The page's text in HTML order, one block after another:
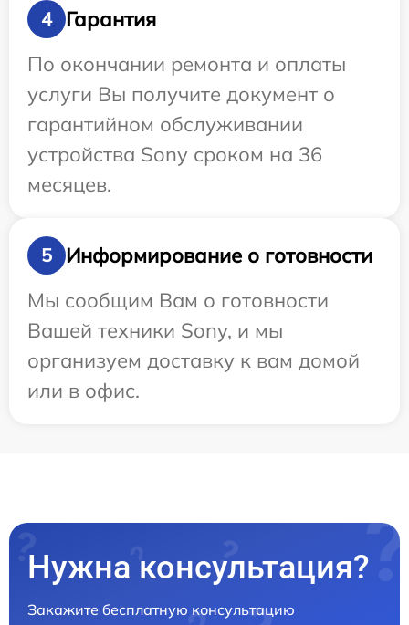
4
Гарантия
По окончании ремонта и оплаты
услуги Вы получите документ о
гарантийном обслуживании
устройства Sony сроком на 36
месяцев.
5
Информирование о готовности
Мы сообщим Вам о готовности
Вашей техники Sony, и мы
организуем доставку к вам домой
или в офис.
Нужна консультация?
Закажите бесплатную консультацию